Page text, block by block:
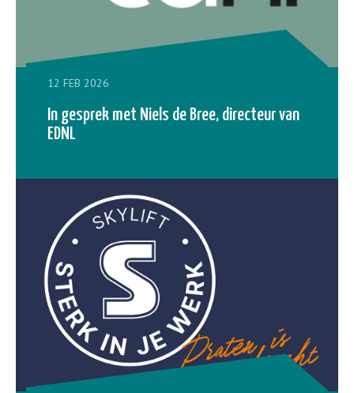
12 FEB 2026
In gesprek met Niels de Bree, directeur van
EDNL